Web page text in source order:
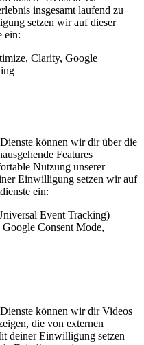
insgesamt laufend zu
setzen wir auf dieser
ein:
Clarity, Google
können wir dir über die
Features
Nutzung unserer
Einwilligung setzen wir auf
ein:
Event Tracking)
Consent Mode,
können wir dir Videos
die von externen
deiner Einwilligung setzen